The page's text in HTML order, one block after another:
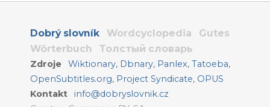
Dobrý slovník Wordcyclopedia
Gutes
Wörterbuch
Толстый словарь
Zdroje Wiktionary, Dbnary, Panlex,Tatoeba,
OpenSubtitles.org, Project Syndicate, OPUS
Kontakt
info@dobryslovnik.cz